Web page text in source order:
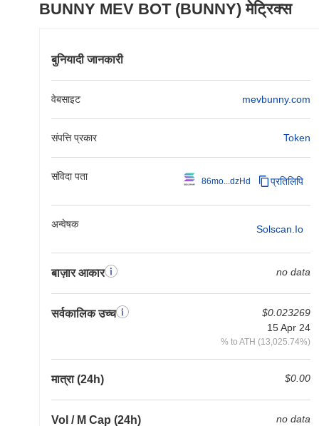
BUNNY MEV BOT (BUNNY) मेट्रिक्स
बुनियादी जानकारी
वेबसाइट mevbunny.com
संपत्ति प्रकार Token
संविदा पता 86mo...dzHd प्रतिलिपि
अन्वेषक Solscan.io
बाज़ार आकार no data
सर्वकालिक उच्च
$0.023269
15 Apr 24
% to ATH (13,025.74%)
मात्रा (24h) $0.00
Vol / M Cap (24h) no data